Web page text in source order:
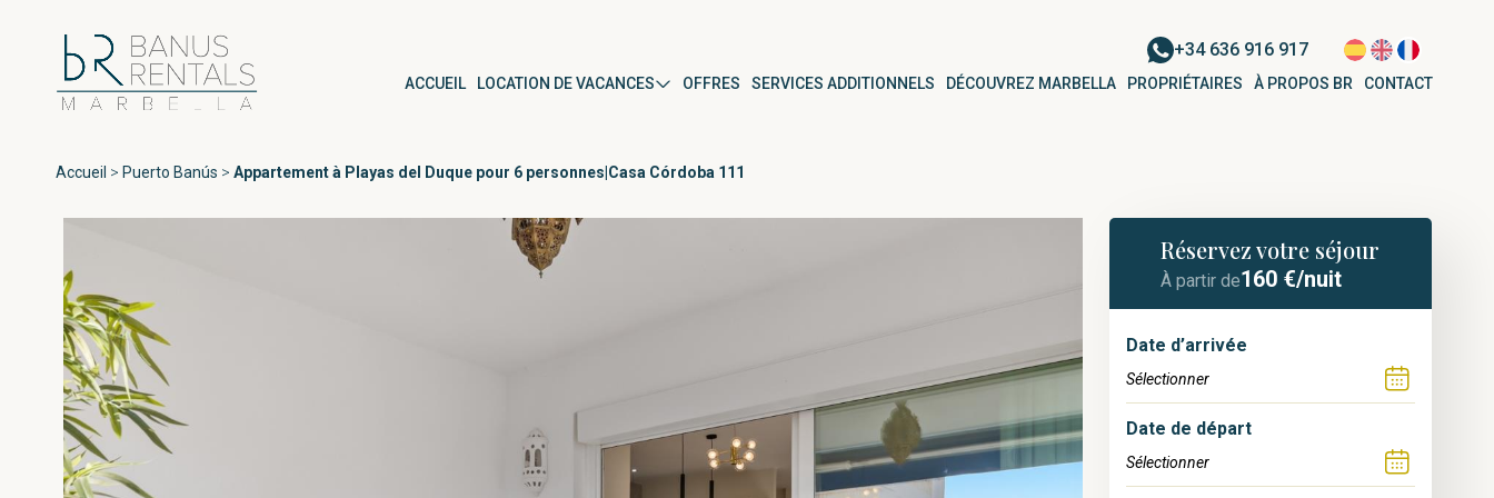
ACCUEIL LOCATION DE VACANCES
Zones
Marbella
Estepona
Tous Puerto Banús
Jardines de Ventura del Mar
Par type de propriété
NUEVA ANDALUCÍA
Appartement pour 6 personnes à
La Ruleta | Nueva Andalucía
OFFRES SERVICES ADDITIONNELS DÉCOUVREZ MARBELLA PROPRIÉTAIRES À PROPOS BR CONTACT
+34 636 916 917
Accueil > Puerto Banús > Appartement à Playas del Duque pour 6 personnes|Casa Córdoba 111
Réservez votre séjour
À partir de160 €/nuit
Date d’arrivée
Date de départ